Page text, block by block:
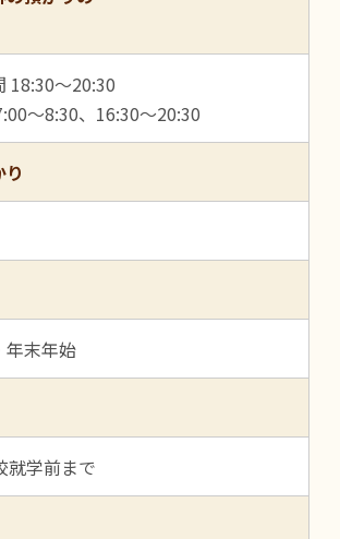
18:30～20:30
～8:30、16:30～20:30
年末年始
就学前まで